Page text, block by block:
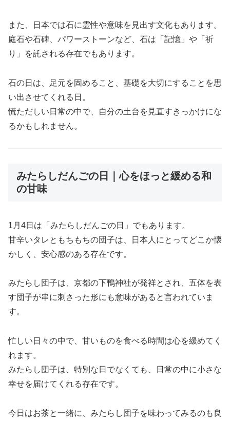
また、日本では石に霊性や意味を見出す文化もあります。
庭石や石碑、パワーストーンなど、石は「記憶」や「祈
り」を託される存在でもあります。
石の日は、足元を固めること、基礎を大切にすることを思
い出させてくれる日。
慌ただしい日常の中で、自分の土台を見直すきっかけにな
るかもしれません。
みたらしだんごの日｜心をほっと緩める和
の甘味
1月4日は「みたらしだんごの日」でもあります。
甘辛いタレともちもちの団子は、日本人にとってどこか懐
かしく、安心感のある存在です。
みたらし団子は、京都の下鴨神社が発祥とされ、五体を表
す団子が串に刺さった形にも意味があると言われていま
す。
忙しい日々の中で、甘いものを食べる時間は心を緩めてく
れます。
みたらし団子は、特別な日でなくても、日常の中に小さな
幸せを届けてくれる存在です。
今日はお茶と一緒に、みたらし団子を味わってみるのも良